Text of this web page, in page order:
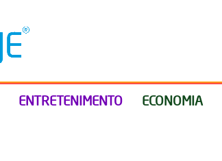
ENTRETENIMENTO ECONOMIA